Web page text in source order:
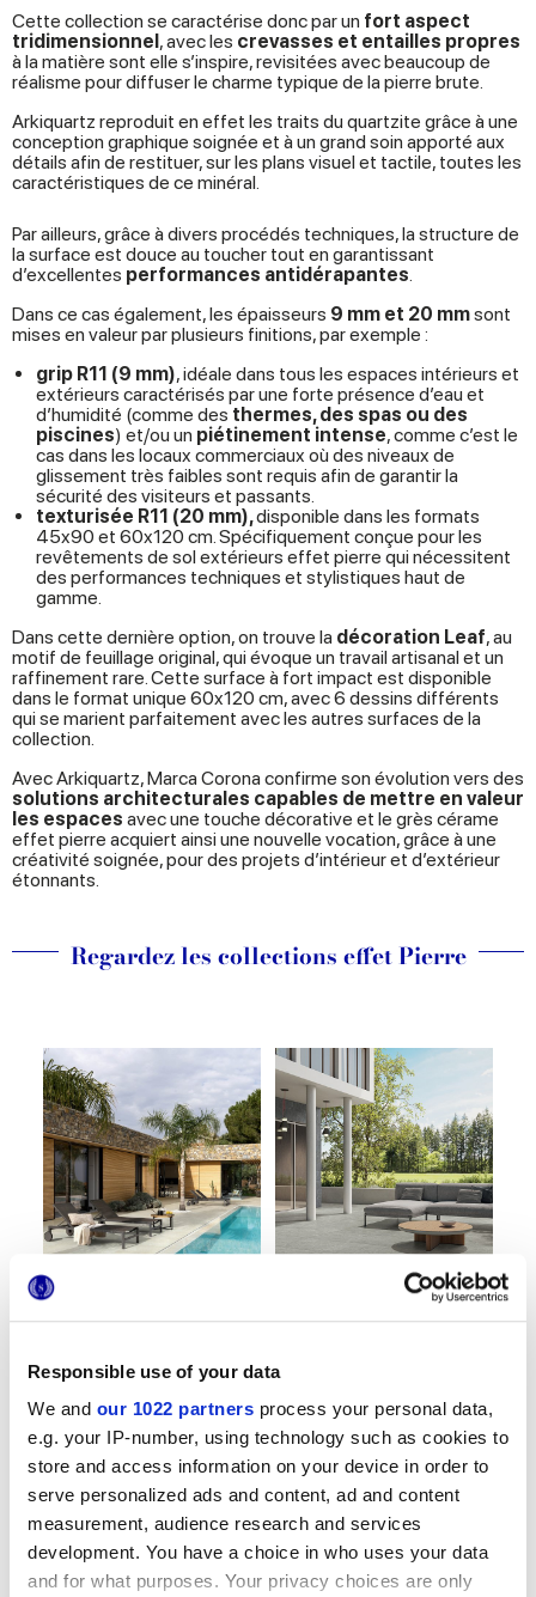
Responsible use of your data
We and our 1022 partners process your personal data,
e.g. your IP-number, using technology such as cookies to
store and access information on your device in order to
serve personalized ads and content, ad and content
measurement, audience research and services
development. You have a choice in who uses your data
and for what purposes. Your privacy choices are only
Cette collection se caractérise donc par un fort aspect
tridimensionnel, avec les crevasses et entailles propres
à la matière sont elle s’inspire, revisitées avec beaucoup de
réalisme pour diffuser le charme typique de la pierre brute.
Arkiquartz reproduit en effet les traits du quartzite grâce à une
conception graphique soignée et à un grand soin apporté aux
détails afin de restituer, sur les plans visuel et tactile, toutes les
caractéristiques de ce minéral.
Par ailleurs, grâce à divers procédés techniques, la structure de
la surface est douce au toucher tout en garantissant
d’excellentes performances antidérapantes
Dans ce cas également, les épaisseurs 9 mm et 20 mmsont
mises en valeur par plusieurs finitions, par exemple :
grip R11 (9 mm), idéale dans tous les espaces intérieurs et
extérieurs caractérisés par une forte présence d’eau et
d’humidité (comme des thermes, des spas ou des
piscines) et/ou un piétinement intense, comme c’est le
cas dans les locaux commerciaux où des niveaux de
glissement très faibles sont requis afin de garantir la
sécurité des visiteurs et passants.
texturisée R11 (20 mm),disponible dans les formats
45x90 et 60x120 cm. Spécifiquement conçue pour les
revêtements de sol extérieurs effet pierre qui nécessitent
des performances techniques et stylistiques haut de
gamme.
Dans cette dernière option, on trouve la décoration Leaf, au
motif de feuillage original, qui évoque un travail artisanal et un
raffinement rare. Cette surface à fort impact est disponible
dans le format unique 60x120 cm, avec 6 dessins différents
qui se marient parfaitement avec les autres surfaces de la
collection.
Avec Arkiquartz, Marca Corona confirme son évolution vers des
solutions architecturales capables de mettre en valeur
les espaces avec une touche décorative et le grès cérame
effet pierre acquiert ainsi une nouvelle vocation, grâce à une
créativité soignée, pour des projets d’intérieur et d’extérieur
étonnants.
Regardez les collections effet Pierre
Continuité conceptuelle
Marca Corona mélange
contemporaines, en
l'enrichissant de modernes
motifs chevron et
précieux inserts
métalliques